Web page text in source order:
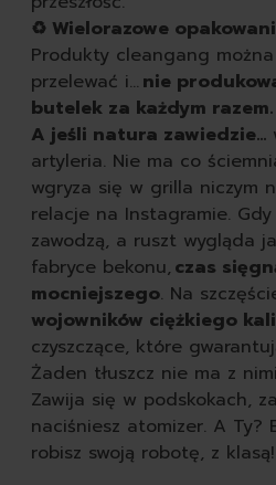
♻️ Wielorazowe
Produkty cleangang można
przelewać i… nie
butelek za każdym razem.
A jeśli natura zawiedzie…
artyleria. Nie ma co
wgryza się w grilla niczym
relacje na Instagramie.
zawodzą, a ruszt wygląda
fabryce bekonu, czas
mocniejszego. Na
wojowników ciężkiego
czyszczące, które
Żaden tłuszcz nie ma z
Zawija się w podskokach,
naciśniesz atomizer. A Ty?
robisz swoją robotę, z klasą!